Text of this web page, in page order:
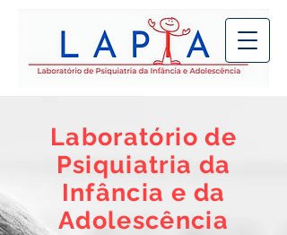
Laboratório de
Psiquiatria da
Infância e da
Adolescência